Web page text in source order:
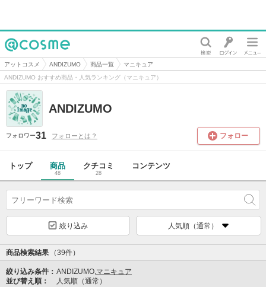
@cosme
アットコスメ ANDIZUMO 商品一覧
マニキュア
ANDIZUMO おすすめ商品・人気ランキング（マニキュア）
ANDIZUMO
フォロワー31 フォローとは？ フォロー
トップ 商品
48
クチコミ
28
コンテンツ
絞り込み 人気順（通常）
商品検索結果 （39件）
絞り込み条件： ANDIZUMO,マニキュア
並び替え順：
人気順（通常）